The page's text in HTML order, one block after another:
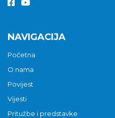
NAVIGACIJA
Početna
O nama
Povijest
Vijesti
Pritužbe i predstavke